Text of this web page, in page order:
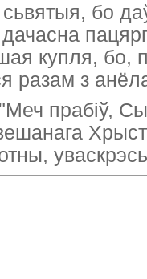
бо
дачасна
купля, бо,
разам з
"Меч прабіў,